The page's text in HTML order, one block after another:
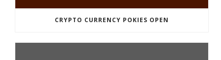
CRYPTO CURRENCY POKIES OPEN